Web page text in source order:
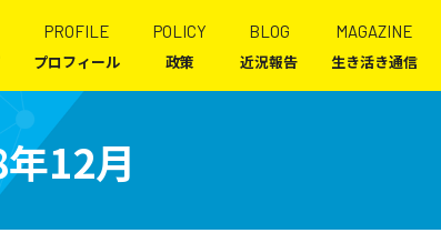
プロフィール
PROFILE
政策
POLICY
近況報告
BLOG
生き活き通信
MAGAZINE
12月